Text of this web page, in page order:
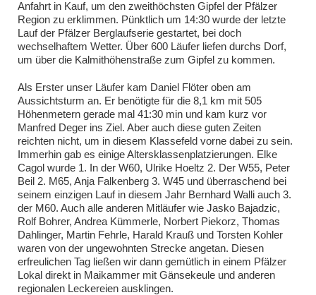
Anfahrt in Kauf, um den zweithöchsten Gipfel der Pfälzer
Region zu erklimmen. Pünktlich um 14:30 wurde der letzte
Lauf der Pfälzer Berglaufserie gestartet, bei doch
wechselhaftem Wetter. Über 600 Läufer liefen durchs Dorf,
um über die Kalmithöhenstraße zum Gipfel zu kommen.
Als Erster unser Läufer kam Daniel Flöter oben am
Aussichtsturm an. Er benötigte für die 8,1 km mit 505
Höhenmetern gerade mal 41:30 min und kam kurz vor
Manfred Deger ins Ziel. Aber auch diese guten Zeiten
reichten nicht, um in diesem Klassefeld vorne dabei zu sein.
Immerhin gab es einige Altersklassenplatzierungen. Elke
Cagol wurde 1. In der W60, Ulrike Hoeltz 2. Der W55, Peter
Beil 2. M65, Anja Falkenberg 3. W45 und überraschend bei
seinem einzigen Lauf in diesem Jahr Bernhard Walli auch 3.
der M60. Auch alle anderen Mitläufer wie Jasko Bajadzic,
Rolf Bohrer, Andrea Kümmerle, Norbert Piekorz, Thomas
Dahlinger, Martin Fehrle, Harald Krauß und Torsten Kohler
waren von der ungewohnten Strecke angetan. Diesen
erfreulichen Tag ließen wir dann gemütlich in einem Pfälzer
Lokal direkt in Maikammer mit Gänsekeule und anderen
regionalen Leckereien ausklingen.